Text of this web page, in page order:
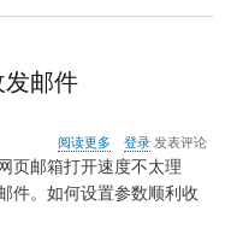
发邮件
阅读更多
于
Outlook2010
设
登录发表评论
页邮箱打开速度不太理
件。如何设置参数顺利收